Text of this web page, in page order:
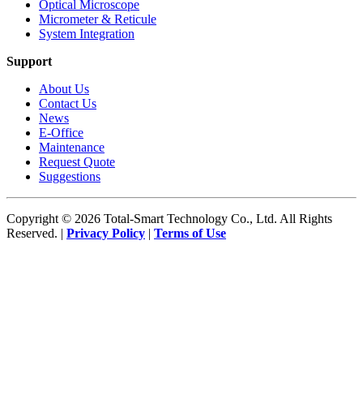
Optical Microscope
Micrometer & Reticule
System Integration
Support
About Us
Contact Us
News
E-Office
Maintenance
Request Quote
Suggestions
Copyright © 2026 Total-Smart Technology Co., Ltd. All Rights
Reserved. | Privacy Policy | Terms of Use